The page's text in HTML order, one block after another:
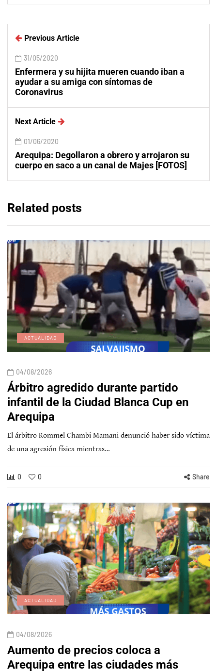
Previous Article
31/05/2020
Enfermera y su hijita mueren cuando iban a
ayudar a su amiga con síntomas de
Coronavirus
Next Article
01/06/2020
Arequipa: Degollaron a obrero y arrojaron su
cuerpo en saco a un canal de Majes [FOTOS]
Related posts
ACTUALIDAD
04/08/2026
Árbitro agredido durante partido
infantil de la Ciudad Blanca Cup en
Arequipa
El árbitro Rommel Chambi Mamani denunció haber sido víctima
de una agresión física mientras…
0 0 Share
ACTUALIDAD
04/08/2026
Aumento de precios coloca a
Arequipa entre las ciudades más